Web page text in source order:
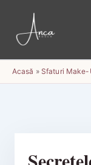
content
Acasă » Sfaturi Make-